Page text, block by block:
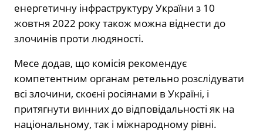
енергетичну інфраструктуру України з 10
жовтня 2022 року також можна віднести до
злочинів проти людяності.
Месе додав, що комісія рекомендує
компетентним органам ретельно розслідувати
всі злочини, скоєні росіянами в Україні, і
притягнути винних до відповідальності як на
національному, так і міжнародному рівні.